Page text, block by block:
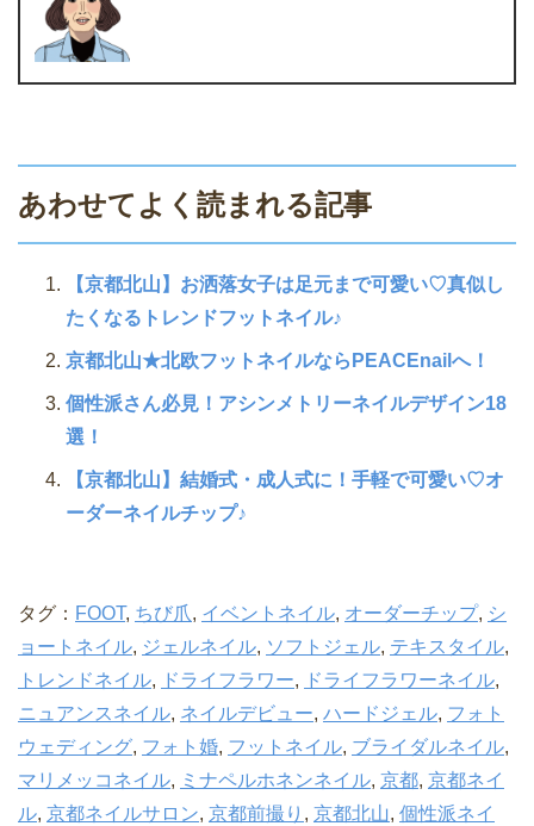
あわせてよく読まれる記事
【京都北山】お洒落女子は足元まで可愛い♡真似し
たくなるトレンドフットネイル♪
京都北山★北欧フットネイルならPEACEnailへ！
個性派さん必見！アシンメトリーネイルデザイン18
選！
【京都北山】結婚式・成人式に！手軽で可愛い♡オ
ーダーネイルチップ♪
タグ： FOOT, ちび爪, イベントネイル, オーダーチップ, シ
ョートネイル, ジェルネイル, ソフトジェル, テキスタイル,
トレンドネイル, ドライフラワー, ドライフラワーネイル,
ニュアンスネイル, ネイルデビュー, ハードジェル, フォト
ウェディング, フォト婚, フットネイル, ブライダルネイル,
マリメッコネイル, ミナペルホネンネイル, 京都, 京都ネイ
ル, 京都ネイルサロン, 京都前撮り , 京都北山, 個性派ネイ